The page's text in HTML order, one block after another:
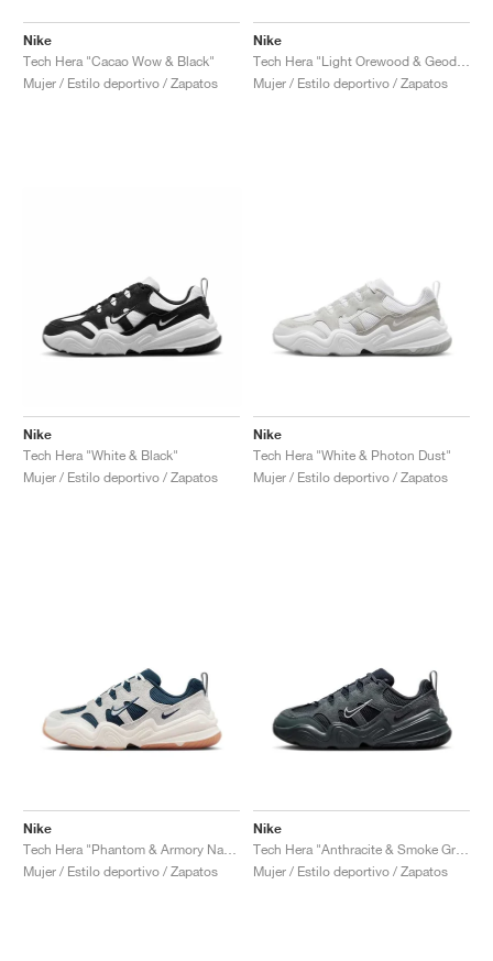
Nike
Tech Hera "Cacao Wow & Black"
Mujer / Estilo deportivo / Zapatos
Nike
Mujer / Estilo deportivo / Zapatos
Nike
Tech Hera "White & Black"
Mujer / Estilo deportivo / Zapatos
Nike
Tech Hera "White & Photon Dust"
Mujer / Estilo deportivo / Zapatos
Nike
Mujer / Estilo deportivo / Zapatos
Nike
Mujer / Estilo deportivo / Zapatos